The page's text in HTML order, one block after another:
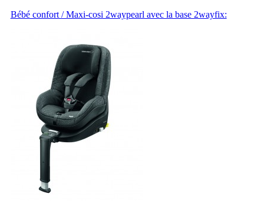
Bébé confort / Maxi-cosi 2waypearl avec la base 2wayfix: